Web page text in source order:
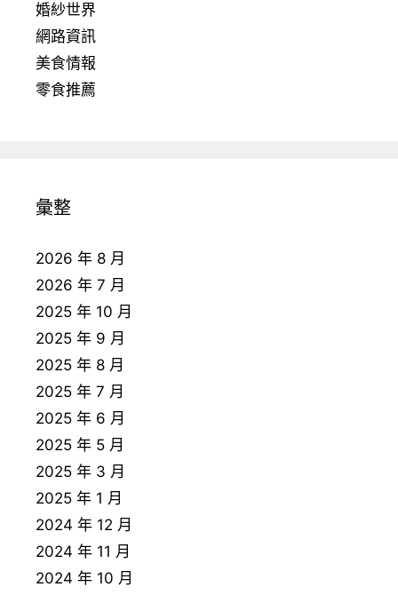
婚紗世界
網路資訊
美食情報
零食推薦
彙整
2026 年 8 月
2026 年 7 月
2025 年 10 月
2025 年 9 月
2025 年 8 月
2025 年 7 月
2025 年 6 月
2025 年 5 月
2025 年 3 月
2025 年 1 月
2024 年 12 月
2024 年 11 月
2024 年 10 月